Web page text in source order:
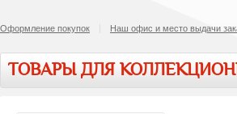
Оформление покупок Наш офис и место выдачи
ТОВАРЫ ДЛЯ